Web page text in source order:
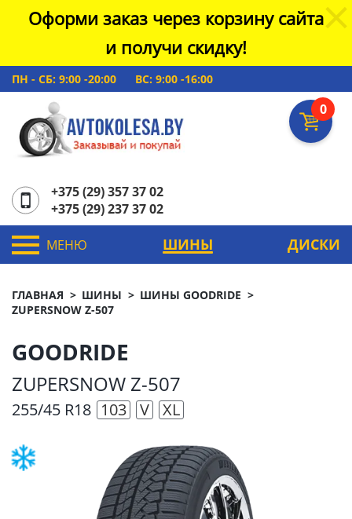
Оформи заказ через корзину сайта
и получи скидку!
ПН - СБ: 9:00 -20:00 ВС: 9:00 -16:00
0
+375 (29) 357 37 02
+375 (29) 237 37 02
МЕНЮ ШИНЫ ДИСКИ
ГЛАВНАЯ ШИНЫ
ШИНЫ GOODRIDE
ZUPERSNOW Z-507
GOODRIDE
ZUPERSNOW Z-507
255/45 R18 103 V XL